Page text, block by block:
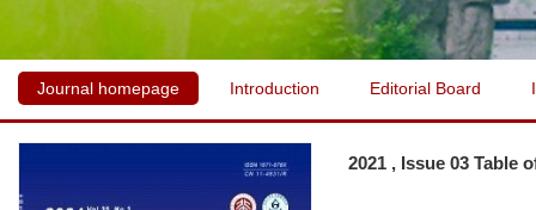
Journal homepage Introduction Editorial Board
2021 , Issue 03 Table